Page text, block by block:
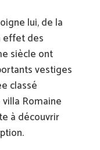
lui, de la
effet des
siècle ont
vestiges
classé
Romaine
à découvrir